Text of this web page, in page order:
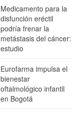
Medicamento para la
disfunción eréctil
podría frenar la
metástasis del cáncer:
estudio
Eurofarma impulsa el
bienestar
oftalmológico infantil
en Bogotá